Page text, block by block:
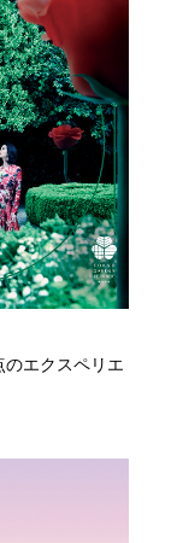
エクスペリエ